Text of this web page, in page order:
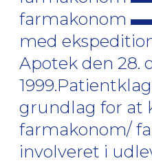
farmakonom
med
Apotek den 28.
grundlag for at
farmakonom/
involveret i